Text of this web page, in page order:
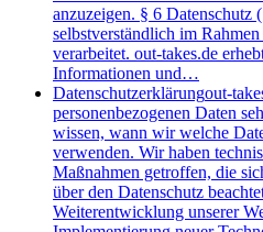
anzuzeigen. § 6 Datenschutz
selbstverständlich im
verarbeitet. out-takes.de
Informationen und…
Datenschutzerklärungout-
personenbezogenen Daten
wissen, wann wir welche
verwenden. Wir haben
Maßnahmen getroffen, die
über den Datenschutz
Weiterentwicklung unserer